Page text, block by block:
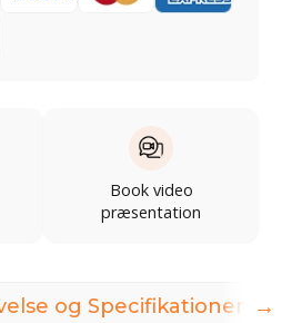
Book video
præsentation
og Specifikationer →